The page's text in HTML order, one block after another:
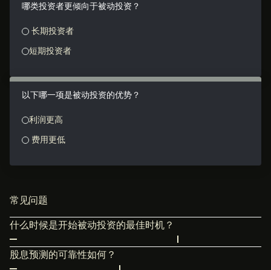
哪类投资者更倾向于被动投资？
长期投资者
短期投资者
以下哪一项是被动投资的优势？
利润更高
费用更低
常见问题
什么时候是开始被动投资的最佳时机？
开始被动投资的最佳时机是“逢低买入”，这样可以提高回
报，不过，把握市场时机极其困难。您也可以设置定投，按
股息预测的可靠性如何？